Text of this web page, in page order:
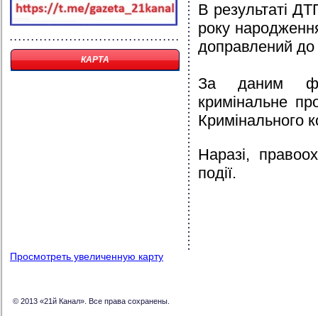
КАРТА
Просмотреть увеличенную карту
В результаті
року
доправлений до
За даним
кримінальне
Кримінального
Наразі,
події.
© 2013 «21й Канал». Все права сохранены.